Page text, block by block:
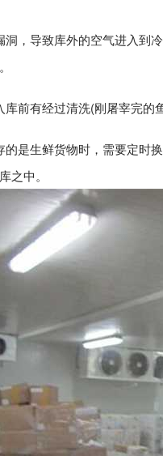
，导致库外的空气进入到
前有经过清洗(刚屠宰完的
是生鲜货物时，需要定时
之中。